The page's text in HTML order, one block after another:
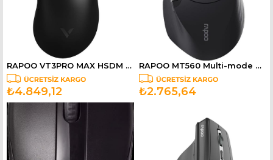
RAPOO VT3PRO MAX HSDM Wired/Wireless Gaming Mouse Black 12987
₺4.849,12
RAPOO MT560 Multi-mode Wireless Mouse Black 13174
₺2.765,64